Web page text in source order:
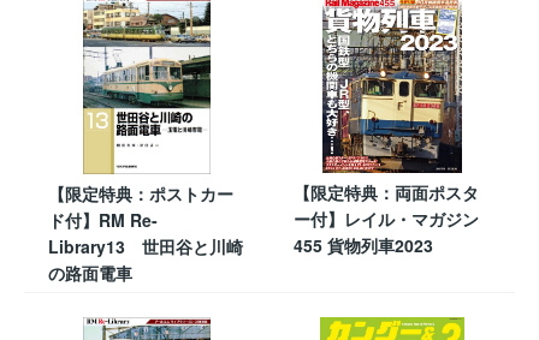
【限定特典：ポストカー
ド付】RM Re-
Library13 世田谷と川崎
の路面電車
【限定特典：両面ポスタ
ー付】レイル・マガジン
455 貨物列車2023